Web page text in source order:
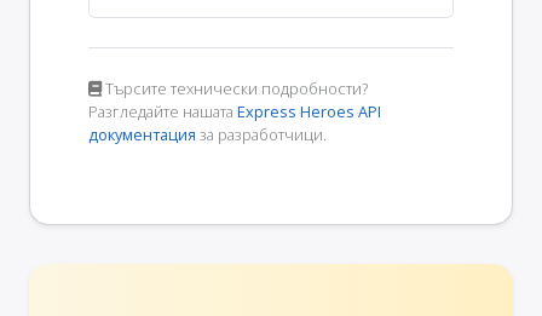
Търсите технически подробности?
Разгледайте нашата Express Heroes API
документация за разработчици.